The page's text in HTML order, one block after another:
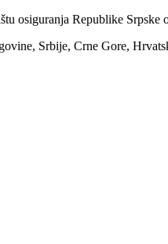
osiguranja Republike Srpske
Srbije, Crne Gore,